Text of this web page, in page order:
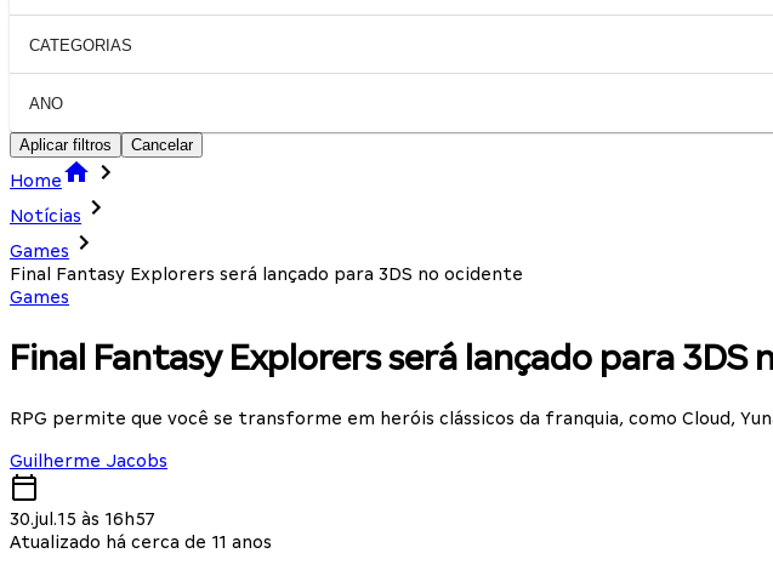
CATEGORIAS
ANO
Aplicar filtros Cancelar
Home
Notícias
Games
Final Fantasy Explorers será lançado para 3DS no ocidente
Games
Final Fantasy Explorers será lançado para 3DS
RPG permite que você se transforme em heróis clássicos da franquia, como Cloud,
Guilherme Jacobs
30.jul.15 às 16h57
Atualizado há cerca de 11 anos